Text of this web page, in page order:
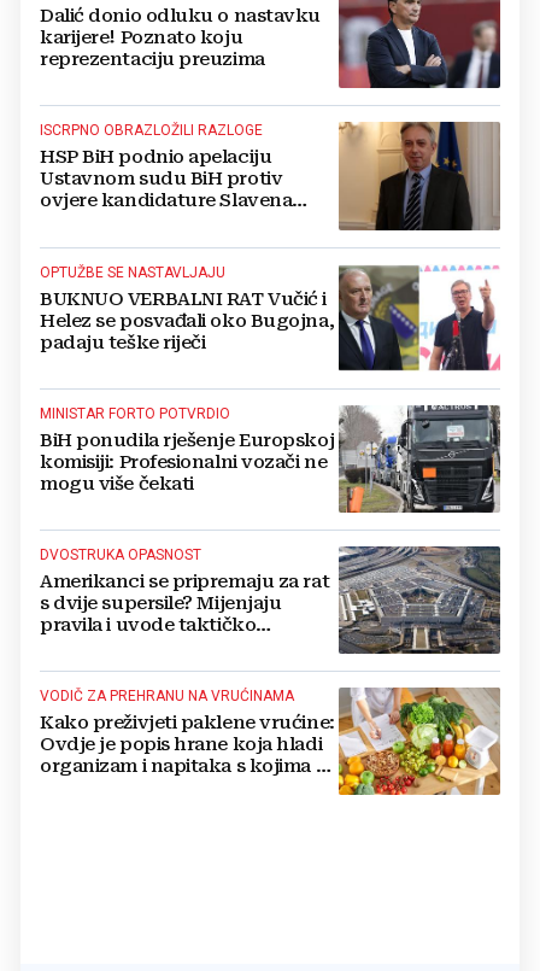
Dalić donio odluku o nastavku
karijere! Poznato koju
reprezentaciju preuzima
ISCRPNO OBRAZLOŽILI RAZLOGE
HSP BiH podnio apelaciju
Ustavnom sudu BiH protiv
ovjere kandidature Slavena
OPTUŽBE SE NASTAVLJAJU
BUKNUO VERBALNI RAT Vučić i
Helez se posvađali oko Bugojna,
padaju teške riječi
MINISTAR FORTO POTVRDIO
BiH ponudila rješenje Europskoj
komisiji: Profesionalni vozači ne
mogu više čekati
DVOSTRUKA OPASNOST
Amerikanci se pripremaju za rat
s dvije supersile? Mijenjaju
pravila i uvode taktičko
VODIČ ZA PREHRANU NA VRUĆINAMA
Kako preživjeti paklene vrućine:
Ovdje je popis hrane koja hladi
organizam i napitaka s kojima si